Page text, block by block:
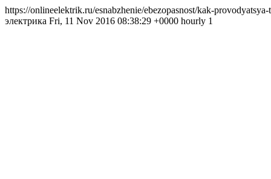
https://onlineelektrik.ru/esnabzhenie/ebezopasnost/kak-
электрика Fri, 11 Nov 2016 08:38:29 +0000 hourly 1